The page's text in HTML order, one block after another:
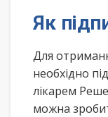
Як
Для
необхідно
лікарем
можна